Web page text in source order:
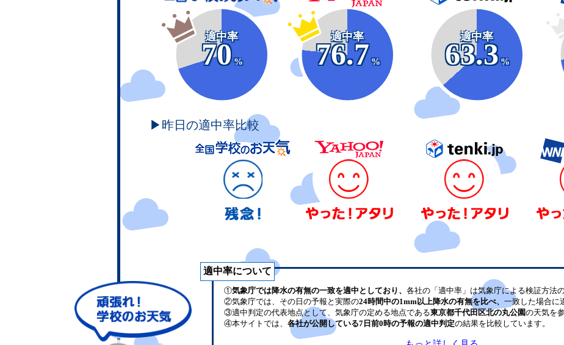
適中率
70
%
適中率
76.7
%
適中率
63.3
%
▶昨日の適中率比較
適中率について
①気象庁では降水の有無の一致を適中としており、 各社の「適中率」は気象庁による検証方法
②気象庁では、その日の予報と実際の24時間中の1mm以上降水の有無を比べ、 一致した場合に
③適中判定の代表地点として、気象庁の定める地点である東京都千代田区北の丸公園の天気を
④本サイトでは、 各社が公開している7日前0時の予報の適中判定の結果を比較しています。